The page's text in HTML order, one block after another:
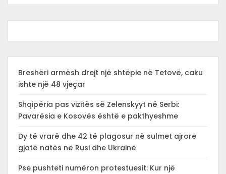
Breshëri armësh drejt një shtëpie në Tetovë, caku
ishte një 48 vjeçar
Shqipëria pas vizitës së Zelenskyyt në Serbi:
Pavarësia e Kosovës është e pakthyeshme
Dy të vrarë dhe 42 të plagosur në sulmet ajrore
gjatë natës në Rusi dhe Ukrainë
Pse pushteti numëron protestuesit: Kur një